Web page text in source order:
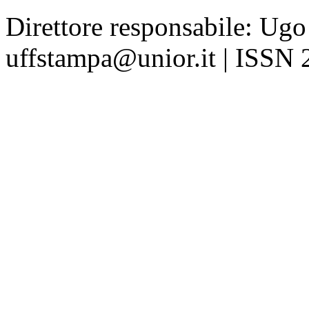
Direttore responsabile:
uffstampa@unior.it | ISSN